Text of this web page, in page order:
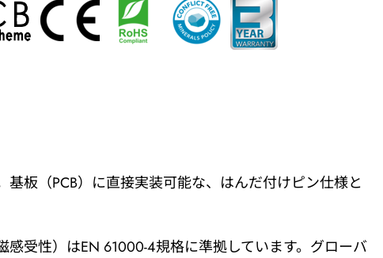
板（PCB）に直接実装可能な、はんだ付けピン仕様と
受性）はEN 61000-4規格に準拠しています。グローバ